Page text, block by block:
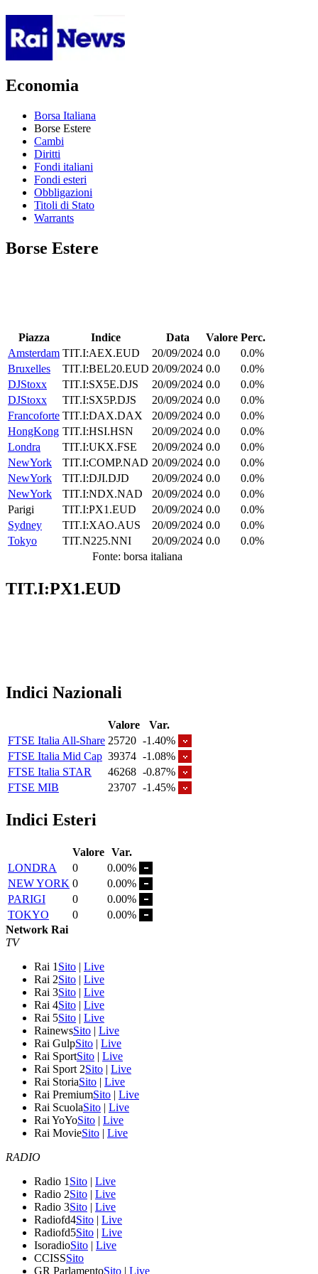
Economia
Borsa Italiana
Borse Estere
Cambi
Diritti
Fondi italiani
Fondi esteri
Obbligazioni
Titoli di Stato
Warrants
Borse Estere
Piazza Indice Data Valore Perc.
Amsterdam TIT.I:AEX.EUD 20/09/2024 0.0
0.0%
Bruxelles
TIT.I:BEL20.EUD 20/09/2024 0.0
0.0%
DJStoxx
TIT.I:SX5E.DJS 20/09/2024 0.0
0.0%
DJStoxx
TIT.I:SX5P.DJS 20/09/2024 0.0
0.0%
Francoforte TIT.I:DAX.DAX 20/09/2024 0.0
0.0%
HongKong TIT.I:HSI.HSN 20/09/2024 0.0
0.0%
Londra
TIT.I:UKX.FSE 20/09/2024 0.0
0.0%
NewYork
TIT.I:COMP.NAD 20/09/2024 0.0
0.0%
NewYork
TIT.I:DJI.DJD 20/09/2024 0.0
0.0%
NewYork
TIT.I:NDX.NAD 20/09/2024 0.0
0.0%
Parigi
TIT.I:PX1.EUD 20/09/2024 0.0
0.0%
Sydney
TIT.I:XAO.AUS 20/09/2024 0.0
0.0%
Tokyo
TIT.N225.NNI 20/09/2024 0.0
0.0%
Fonte: borsa italiana
TIT.I:PX1.EUD
Indici Nazionali
Valore
Var.
FTSE Italia All-Share 25720 -1.40%
FTSE Italia Mid Cap 39374 -1.08%
FTSE Italia STAR
46268 -0.87%
FTSE MIB
23707 -1.45%
Indici Esteri
Valore Var.
LONDRA
0
0.00%
NEW YORK 0
0.00%
PARIGI
0
0.00%
TOKYO
0
0.00%
Network Rai
TV
Rai 1 Sito | Live
Rai 2Sito | Live
Rai 3Sito | Live
Rai 4Sito | Live
Rai 5Sito | Live
RainewsSito | Live
Rai GulpSito | Live
Rai SportSito | Live
Rai Sport 2Sito | Live
Rai StoriaSito | Live
Rai PremiumSito | Live
Rai ScuolaSito | Live
Rai YoYoSito | Live
Rai MovieSito | Live
RADIO
Radio 1 Sito | Live
Radio 2Sito | Live
Radio 3Sito | Live
Radiofd4Sito | Live
Radiofd5Sito | Live
IsoradioSito | Live
CCISSSito
GR ParlamentoSito | Live